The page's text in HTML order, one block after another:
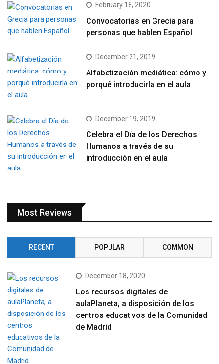
February 18, 2020
Convocatorias en Grecia para
personas que hablen Español
December 21, 2019
Alfabetización mediática: cómo y
porqué introducirla en el aula
December 19, 2019
Celebra el Día de los Derechos
Humanos a través de su
introducción en el aula
Most Reviews
RECENT POPULAR COMMON
December 18, 2020
Los recursos digitales de
aulaPlaneta, a disposición de los
centros educativos de la Comunidad
de Madrid